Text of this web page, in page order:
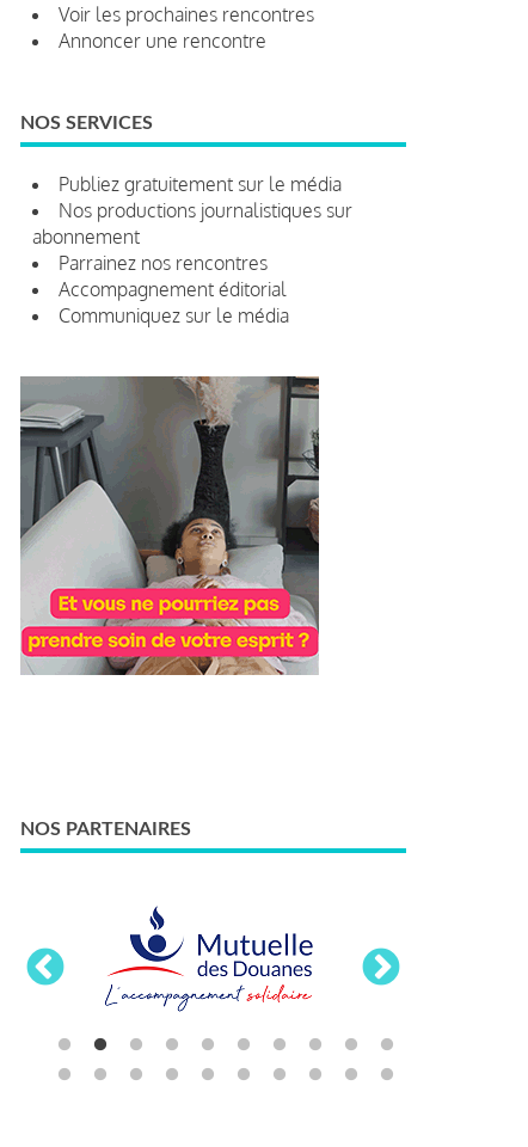
Voir les prochaines rencontres
Annoncer une rencontre
NOS SERVICES
Publiez gratuitement sur le média
Nos productions journalistiques sur
abonnement
Parrainez nos rencontres
Accompagnement éditorial
Communiquez sur le média
NOS PARTENAIRES